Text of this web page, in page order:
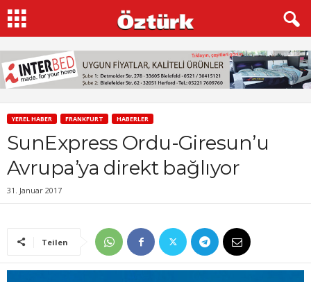
YEREL HABER FRANKFURT HABERLER
SunExpress Ordu-Giresun’u
Avrupa’ya direkt bağlıyor
31. Januar 2017
Teilen